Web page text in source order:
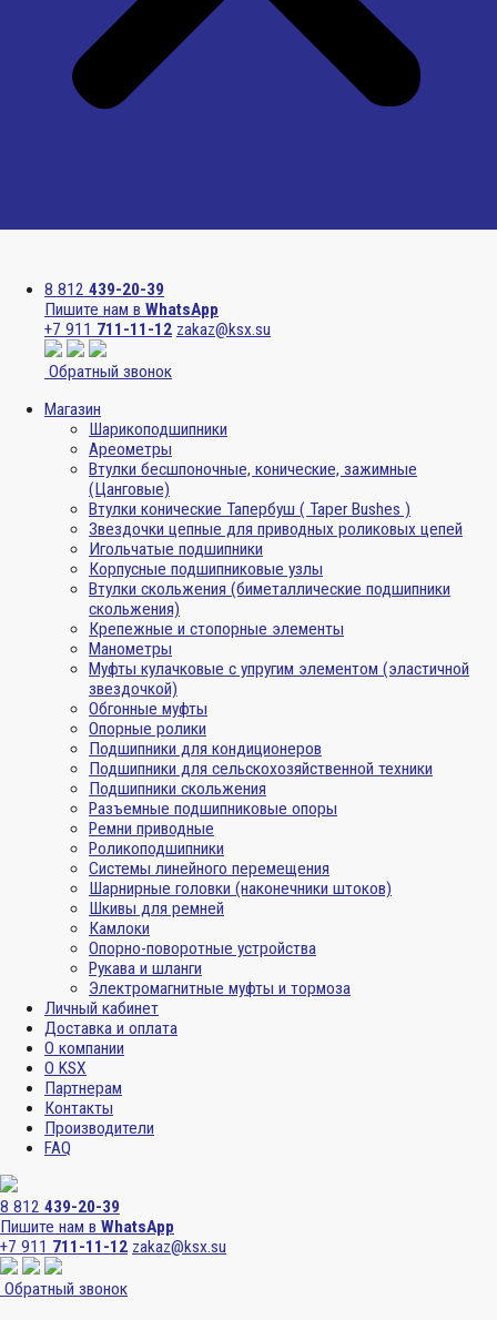
8 812 439-20-39
Пишите нам в WhatsApp
+7 911 711-11-12 zakaz@ksx.su
Обратный звонок
Магазин
Шарикоподшипники
Ареометры
Втулки бесшпоночные, конические, зажимные
(Цанговые)
Втулки конические Тапербуш ( Taper Bushes )
Звездочки цепные для приводных роликовых цепей
Игольчатые подшипники
Корпусные подшипниковые узлы
Втулки скольжения (биметаллические подшипники
скольжения)
Крепежные и стопорные элементы
Манометры
Муфты кулачковые с упругим элементом (эластичной
звездочкой)
Обгонные муфты
Опорные ролики
Подшипники для кондиционеров
Подшипники для сельскохозяйственной техники
Подшипники скольжения
Разъемные подшипниковые опоры
Ремни приводные
Роликоподшипники
Системы линейного перемещения
Шарнирные головки (наконечники штоков)
Шкивы для ремней
Камлоки
Опорно-поворотные устройства
Рукава и шланги
Электромагнитные муфты и тормоза
Личный кабинет
Доставка и оплата
О компании
О KSX
Партнерам
Контакты
Производители
FAQ
8 812 439-20-39
Пишите нам в WhatsApp
+7 911 711-11-12 zakaz@ksx.su
Обратный звонок